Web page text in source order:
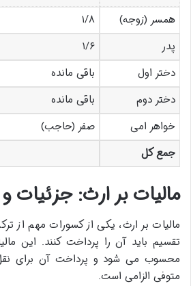
همسر (زوجه)
۱/۸
پدر
۱/۶
دختر اول
باقی مانده
دختر دوم
باقی مانده
خواهر امی
صفر (حاجب)
جمع کل
مالیات بر ارث: جزئیات
مالیات بر ارث، یکی از کسورات مهم از
تقسیم باید آن را پرداخت کنند. این
محسوب می شود و پرداخت آن برای نقل
متوفی الزامی است.